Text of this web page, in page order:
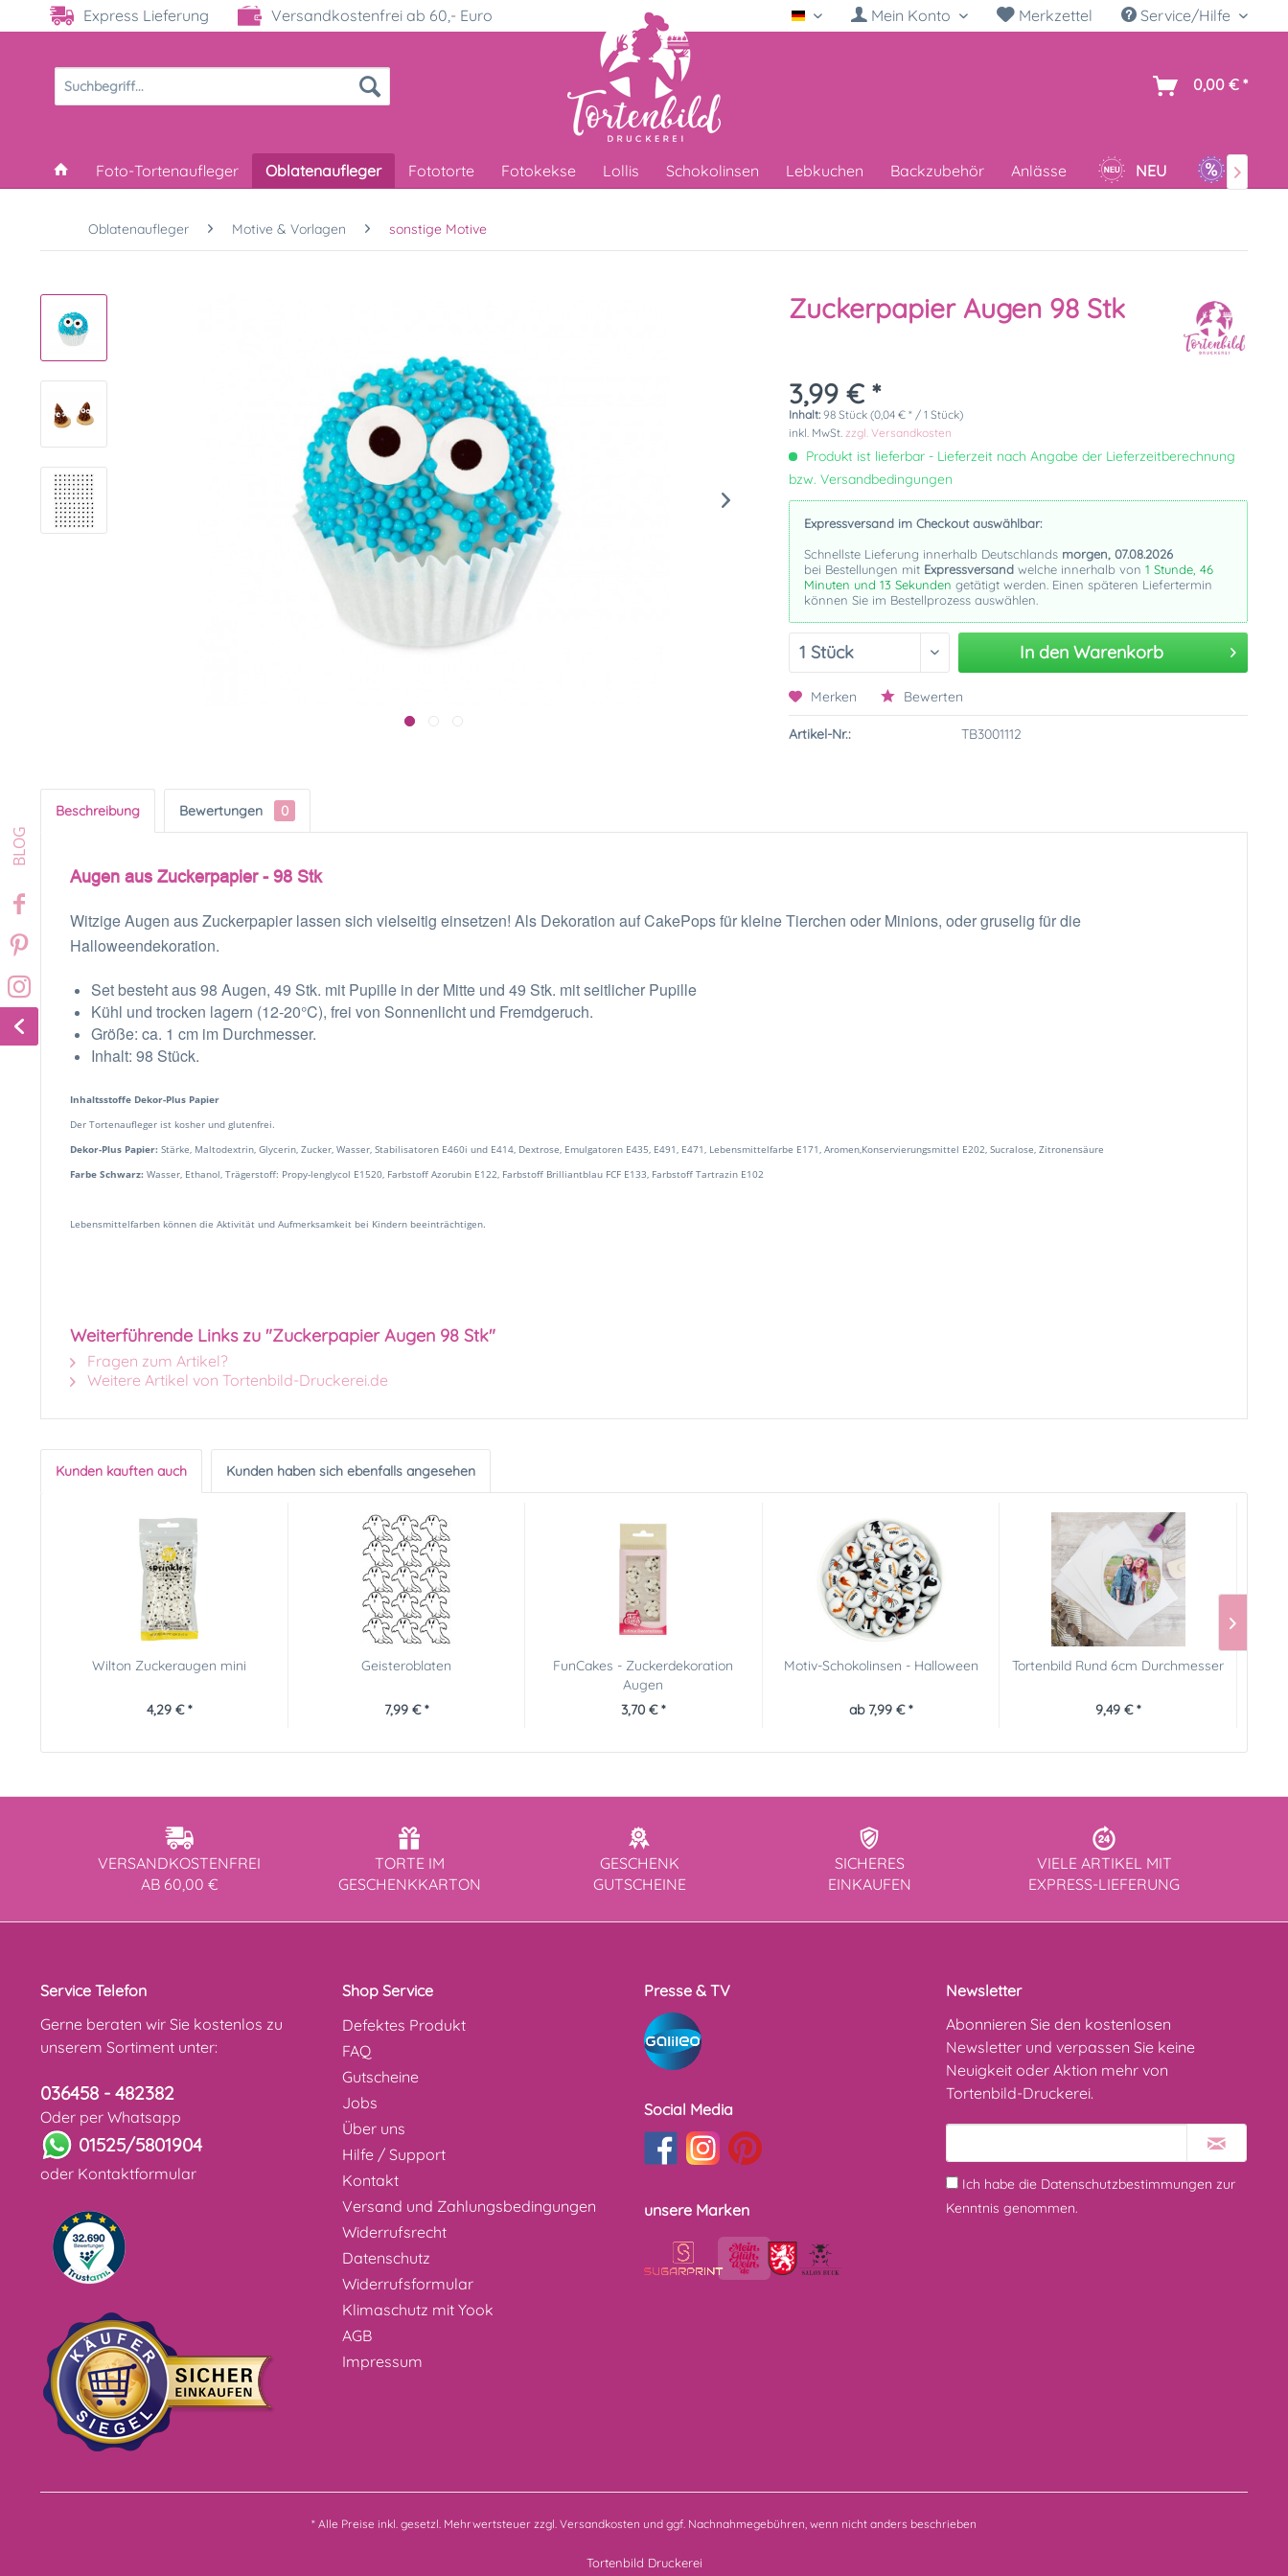
Express Lieferung Versandkostenfrei ab 60,- Euro Deutsch Mein Konto Merkzettel Service/Hilfe
0,00 € *
Foto-Tortenaufleger Oblatenaufleger Fototorte Fotokekse Lollis Schokolinsen Lebkuchen Backzubehör Anlässe NEU SALE

Oblatenaufleger Motive & Vorlagen sonstige Motive
Zuckerpapier Augen 98 Stk
3,99 € *
Inhalt:98 Stück (0,04 € * / 1 Stück)
inkl. MwSt.zzgl. Versandkosten
Produkt ist lieferbar - Lieferzeit nach Angabe der Lieferzeitberechnung
bzw. Versandbedingungen
Expressversand im Checkout auswählbar:
Schnellste Lieferung innerhalb Deutschlands morgen, 07.08.2026
bei Bestellungen mit Expressversand welche innerhalb von1 Stunde, 46
Minuten und 12 Sekunden getätigt werden. Einen späteren Liefertermin
können Sie im Bestellprozess auswählen.
In den Warenkorb
Merken Bewerten
Artikel-Nr.: TB3001112
Beschreibung Bewertungen 0
Augen aus Zuckerpapier - 98 Stk
Witzige Augen aus Zuckerpapier lassen sich vielseitig einsetzen! Als Dekoration auf CakePops für kleine Tierchen oder Minions, oder gruselig für die
Halloweendekoration.
Set besteht aus 98 Augen, 49 Stk. mit Pupille in der Mitte und 49 Stk. mit seitlicher Pupille
Kühl und trocken lagern (12-20°C), frei von Sonnenlicht und Fremdgeruch.
Größe: ca. 1 cm im Durchmesser.
Inhalt: 98 Stück.
Inhaltsstoffe Dekor-Plus Papier
Der Tortenaufleger ist kosher und glutenfrei.
Dekor-Plus Papier: Stärke, Maltodextrin, Glycerin, Zucker, Wasser, Stabilisatoren E460i und E414, Dextrose, Emulgatoren E435, E491, E471, Lebensmittelfarbe E171, Aromen,Konservierungsmittel E202, Sucralose, Zitronensäure
Farbe Schwarz: Wasser, Ethanol, Trägerstoff: Propy-lenglycol E1520, Farbstoff Azorubin E122, Farbstoff Brilliantblau FCF E133, Farbstoff Tartrazin E102
Lebensmittelfarben können die Aktivität und Aufmerksamkeit bei Kindern beeinträchtigen.
Weiterführende Links zu "Zuckerpapier Augen 98 Stk"
Fragen zum Artikel?
Weitere Artikel von Tortenbild-Druckerei.de
Kunden kauften auch Kunden haben sich ebenfalls angesehen
Wilton Zuckeraugen mini
4,29 € *
Geisteroblaten
7,99 € *
FunCakes - Zuckerdekoration
Augen
3,70 € *
Motiv-Schokolinsen - Halloween
ab 7,99 € *
Tortenbild Rund 6cm Durchmesser
9,49 € *
VERSANDKOSTENFREI
AB 60,00 €
TORTE IM
GESCHENKKARTON
GESCHENK
GUTSCHEINE
SICHERES
EINKAUFEN
VIELE ARTIKEL MIT
EXPRESS-LIEFERUNG
Service Telefon
Gerne beraten wir Sie kostenlos zu
unserem Sortiment unter:
036458 - 482382
Oder per Whatsapp
01525/5801904
oder Kontaktformular
Shop Service
Defektes Produkt
FAQ
Gutscheine
Jobs
Über uns
Hilfe / Support
Kontakt
Versand und Zahlungsbedingungen
Widerrufsrecht
Datenschutz
Widerrufsformular
Klimaschutz mit Yook
AGB
Impressum
Presse & TV
Social Media
unsere Marken
Newsletter
Abonnieren Sie den kostenlosen
Newsletter und verpassen Sie keine
Neuigkeit oder Aktion mehr von
Tortenbild-Druckerei.
Ich habe die Datenschutzbestimmungen zur
Kenntnis genommen.
* Alle Preise inkl. gesetzl. Mehrwertsteuer zzgl. Versandkosten und ggf. Nachnahmegebühren, wenn nicht anders beschrieben
Tortenbild Druckerei